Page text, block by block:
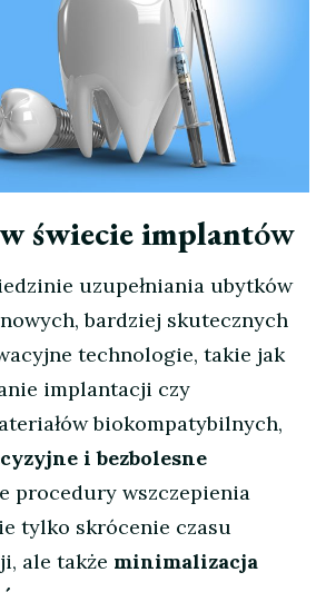
świecie implantów
uzupełniania ubytków
bardziej skutecznych
technologie, takie jak
implantacji czy
biokompatybilnych,
i bezbolesne
procedury wszczepienia
tylko skrócenie czasu
ale także minimalizacja